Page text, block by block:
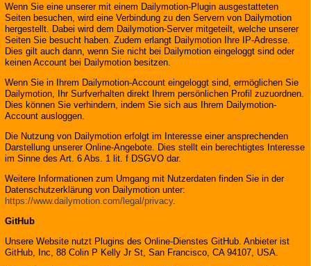
Wenn Sie eine unserer mit einem Dailymotion-Plugin ausgestatteten
Seiten besuchen, wird eine Verbindung zu den Servern von Dailymotion
hergestellt. Dabei wird dem Dailymotion-Server mitgeteilt, welche unserer
Seiten Sie besucht haben. Zudem erlangt Dailymotion Ihre IP-Adresse.
Dies gilt auch dann, wenn Sie nicht bei Dailymotion eingeloggt sind oder
keinen Account bei Dailymotion besitzen.
Wenn Sie in Ihrem Dailymotion-Account eingeloggt sind, ermöglichen Sie
Dailymotion, Ihr Surfverhalten direkt Ihrem persönlichen Profil zuzuordnen.
Dies können Sie verhindern, indem Sie sich aus Ihrem Dailymotion-
Account ausloggen.
Die Nutzung von Dailymotion erfolgt im Interesse einer ansprechenden
Darstellung unserer Online-Angebote. Dies stellt ein berechtigtes Interesse
im Sinne des Art. 6 Abs. 1 lit. f DSGVO dar.
Weitere Informationen zum Umgang mit Nutzerdaten finden Sie in der
Datenschutzerklärung von Dailymotion unter:
https://www.dailymotion.com/legal/privacy.
GitHub
Unsere Website nutzt Plugins des Online-Dienstes GitHub. Anbieter ist
GitHub, Inc, 88 Colin P Kelly Jr St, San Francisco, CA 94107, USA.